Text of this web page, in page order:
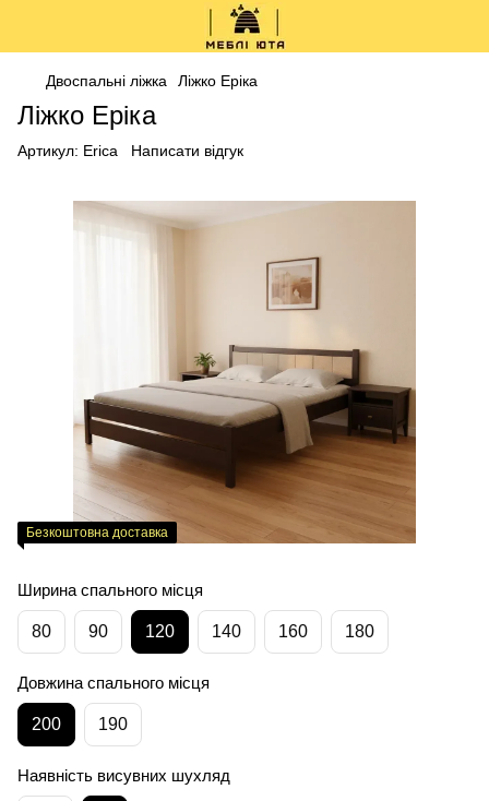
Двоспальні ліжка Ліжко Еріка
Ліжко Еріка
Артикул: Erica Написати відгук
Безкоштовна доставка
Ширина спального місця
80 90 120 140 160 180
Довжина спального місця
200 190
Наявність висувних шухляд